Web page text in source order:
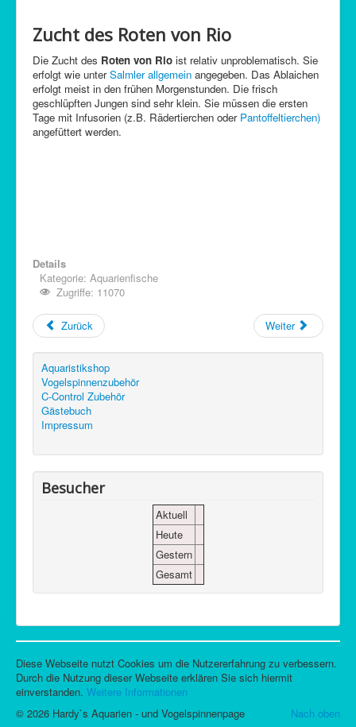
Zucht des Roten von Rio
Die Zucht des Roten von Rio ist relativ unproblematisch. Sie
erfolgt wie unterSalmler allgemein angegeben. Das Ablaichen
erfolgt meist in den frühen Morgenstunden. Die frisch
geschlüpften Jungen sind sehr klein. Sie müssen die ersten
Tage mit Infusorien (z.B. Rädertierchen oder Pantoffeltierchen)
angefüttert werden.
Details
Kategorie: Aquarienfische
Zugriffe: 11070
Zurück Weiter
Aquaristikshop
Vogelspinnenzubehör
C-Control Zubehör
Gästebuch
Impressum
Besucher
Aktuell
Heute
Gestern
Gesamt
Diese Webseite nutzt Cookies um die Nutzererfahrung zu verbessern.
Durch die Nutzung dieser Webseite erklären Sie sich hiermit
einverstanden. Weitere Informationen
Nach oben
© 2026 Hardy`s Aquarien - und Vogelspinnenpage